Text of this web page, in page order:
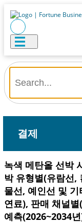
결제
녹색 메탄올 선박
박 유형별(유람선,
물선, 예인선 및
연료), 판매 채널
예측(2026~2034